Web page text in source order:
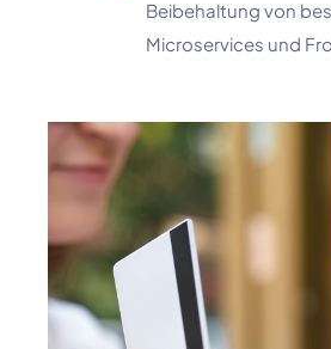
Beibehaltung von
Microservices und